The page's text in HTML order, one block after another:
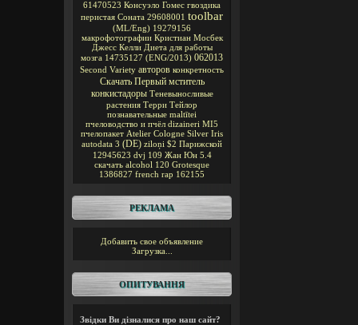
61470523 Консуэло Гомес гвоздика
перистая Соната 29608001 toolbar
(ML/Eng) 19279156
макрофотографии Кристиан Мосбек
Джесс Келли Диета для работы
мозга 14735127 (ENG/2013) 062013
Second Variety авторов конкретность
Скачать Первый мститель
конкистадоры Теневыносливые
растения Терри Тейлор
познавательные maltītei
пчеловодство и пчёл dizaineri MI5
пчелопакет Atelier Cologne Silver Iris
autodata 3 (DE) ziloņi $2 Парижской
12945623 dvj 109 Жан Юн 5.4
скачать alcohol 120 Grotesque
1386827 french rap 162155
РЕКЛАМА
Добавить свое объявление
Загрузка...
ОПИТУВАННЯ
Звідки Ви дізналися про наш сайт?